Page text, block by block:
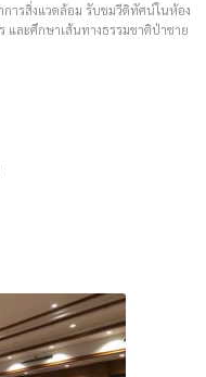
ารสิ่งแวดล้อม รับชมวีดิทัศน์ในห้อง
และศึกษาเส้นทางธรรมชาติป่าชาย